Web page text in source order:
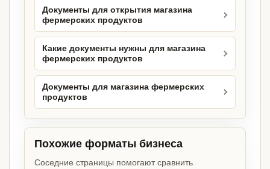
Документы для открытия магазина
фермерских продуктов
Какие документы нужны для магазина
фермерских продуктов
Документы для магазина фермерских
продуктов
Похожие форматы бизнеса
Соседние страницы помогают сравнить